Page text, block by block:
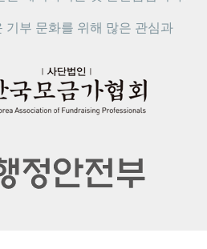
기부 문화를 위해 많은 관심과